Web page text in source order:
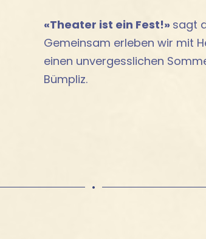
«Theater ist ein Fest!» sagt
Gemeinsam erleben wir mit
einen unvergesslichen
Bümpliz.
•